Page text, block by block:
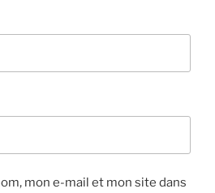
mon e-mail et mon site dans